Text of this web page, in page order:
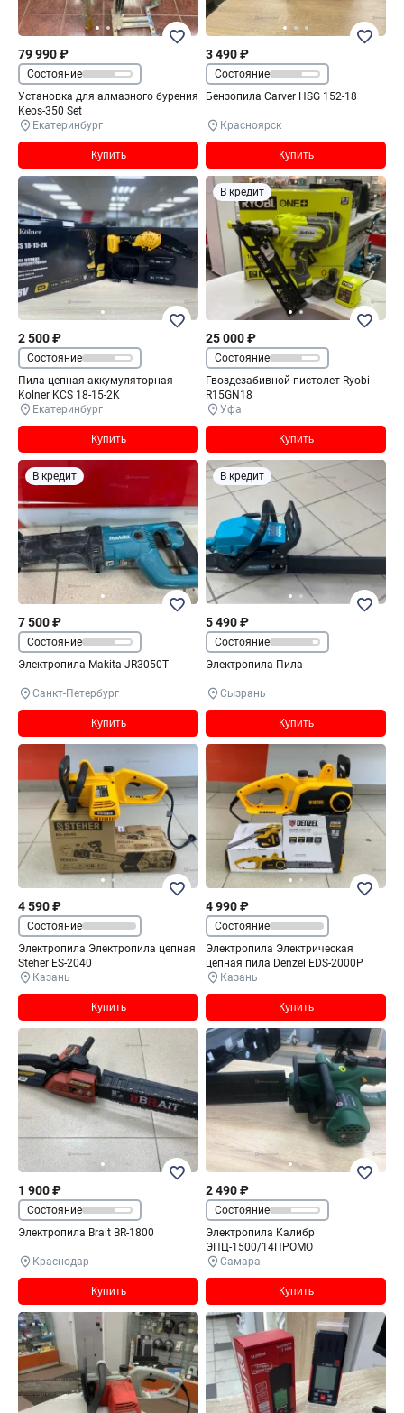
79 990 ₽
Состояние
Установка для алмазного бурения
Keos-350 Set
Екатеринбург
Купить
3 490 ₽
Состояние
Бензопила Carver HSG 152-18
Красноярск
Купить
2 500 ₽
Состояние
Пила цепная аккумуляторная
Kolner KCS 18-15-2K
Екатеринбург
Купить
В кредит
25 000 ₽
Состояние
Гвоздезабивной пистолет Ryobi
R15GN18
Уфа
Купить
В кредит
7 500 ₽
Состояние
Электропила Makita JR3050T
Санкт-Петербург
Купить
В кредит
5 490 ₽
Состояние
Электропила Пила
Сызрань
Купить
4 590 ₽
Состояние
Электропила Электропила цепная
Steher ES-2040
Казань
Купить
4 990 ₽
Состояние
Электропила Электрическая
цепная пила Denzel EDS-2000P
Казань
Купить
1 900 ₽
Состояние
Электропила Brait BR-1800
Краснодар
Купить
2 490 ₽
Состояние
Электропила Калибр
ЭПЦ-1500/14ПРОМО
Самара
Купить